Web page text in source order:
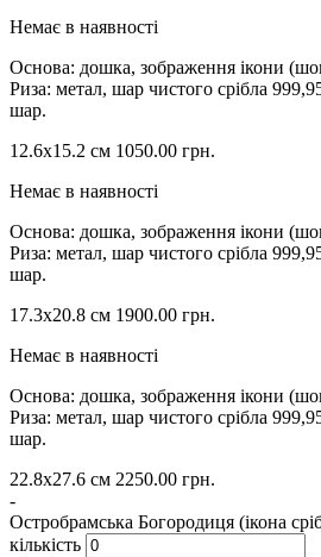
Немає в наявності
Основа: дошка, зображення ікони
Риза: метал, шар чистого срібла
шар.
12.6х15.2 см 1050.00 грн.
Немає в наявності
Основа: дошка, зображення ікони
Риза: метал, шар чистого срібла
шар.
17.3х20.8 см 1900.00 грн.
Немає в наявності
Основа: дошка, зображення ікони
Риза: метал, шар чистого срібла
шар.
22.8х27.6 см 2250.00 грн.
-
Остробрамська Богородиця (ікона
кількість